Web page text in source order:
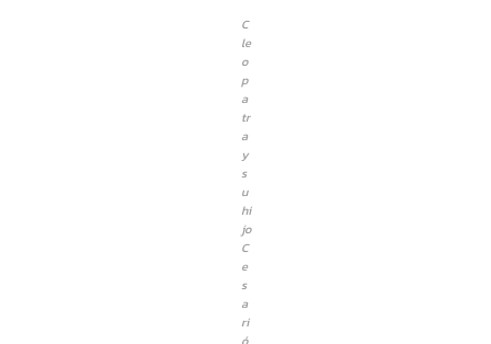
C
le
o
p
a
tr
a
y
s
u
hi
jo
C
e
s
a
ri